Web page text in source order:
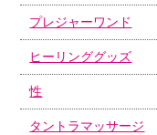
プレジャーワンド
ヒーリンググッズ
性
タントラマッサージ